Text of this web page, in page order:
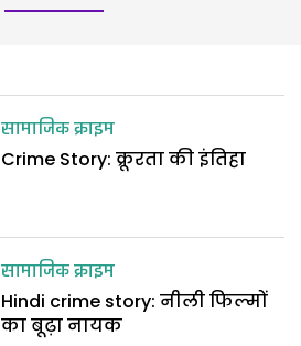
सामाजिक क्राइम
Crime Story: क्रूरता की इंतिहा
सामाजिक क्राइम
Hindi crime story: नीली फिल्मों
का बूढ़ा नायक